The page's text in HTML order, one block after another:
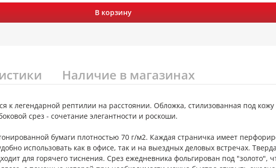
В корзину
Наличие в магазинах
к легендарной рептилии на расстоянии. Обложка, стилизованная под кожу
срез - сочетание элегантности и роскоши.
бумаги плотностью 70 г/м2. Каждая страничка имеет
использовать как в офисе, так и на выездных деловых встречах.
для горячего тиснения. Срез ежедневника фольгирован под "золото",